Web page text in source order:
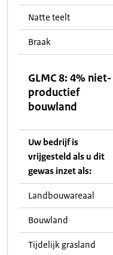
Natte teelt
Braak
GLMC 8: 4% niet-
productief
bouwland
Uw bedrijf is
vrijgesteld als u dit
gewas inzet als:
Landbouwareaal
Bouwland
Tijdelijk grasland